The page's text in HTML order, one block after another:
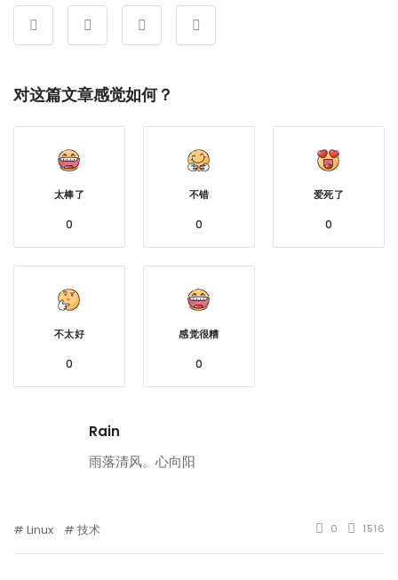
对这篇文章感觉如何？
太棒了
0
不错
0
爱死了
0
不太好
0
感觉很糟
0
Rain
雨落清风。心向阳
Linux 技术 0 1516